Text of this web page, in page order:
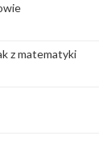
z matematyki